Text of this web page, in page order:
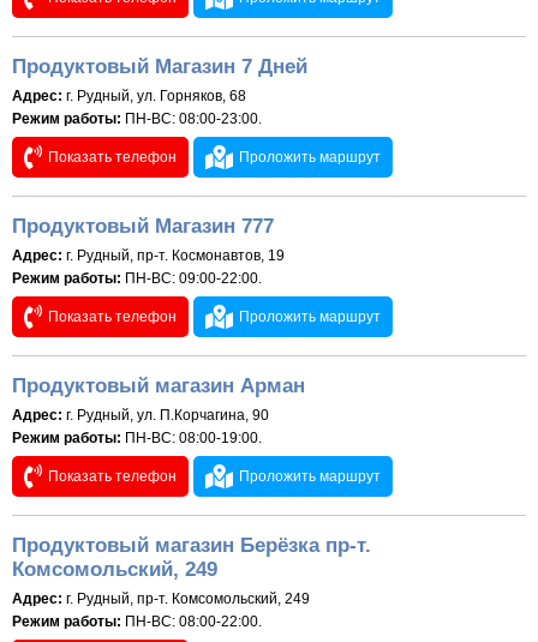
Продуктовый Магазин 7 Дней
Адрес: г. Рудный, ул. Горняков, 68
Режим работы: ПН-ВС: 08:00-23:00.
Показать телефон Проложить маршрут
Продуктовый Магазин 777
Адрес: г. Рудный, пр-т. Космонавтов, 19
Режим работы: ПН-ВС: 09:00-22:00.
Показать телефон Проложить маршрут
Продуктовый магазин Арман
Адрес: г. Рудный, ул. П.Корчагина, 90
Режим работы: ПН-ВС: 08:00-19:00.
Показать телефон Проложить маршрут
Продуктовый магазин Берёзка пр-т.
Комсомольский, 249
Адрес: г. Рудный, пр-т. Комсомольский, 249
Режим работы: ПН-ВС: 08:00-22:00.